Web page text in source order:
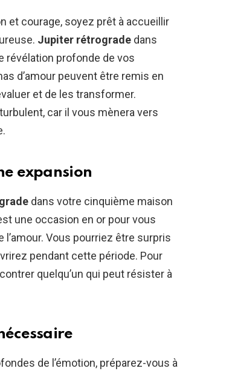
et courage, soyez prêt à accueillir
Jupiter rétrograde dans
révélation profonde de vos
d’amour peuvent être remis en
et de les transformer.
car il vous mènera vers
expansion
dans votre cinquième maison
une occasion en or pour vous
l’amour. Vous pourriez être surpris
pendant cette période. Pour
quelqu’un qui peut résister à
de l’émotion, préparez-vous à